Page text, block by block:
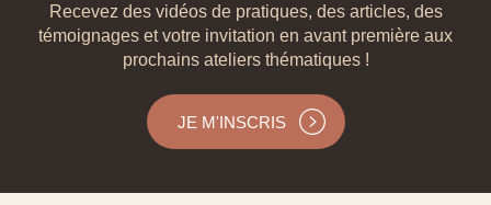
Recevez des vidéos de pratiques, des articles, des
témoignages et votre invitation en avant première aux
prochains ateliers thématiques !
JE M'INSCRIS